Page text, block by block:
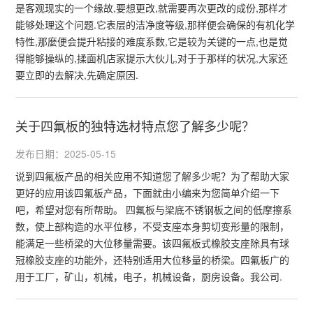
是客观现实的一个缘故,要想更改,就需要再次更改的成份,那样才
能够处理这个问题.它表层的洁净度等级,那样便会确保的有机化学
特性,那麼便会提升粘接的难度系数,它是较为关键的一点,也是觉
得能够操纵的,揉面机店家提示大伙儿,对于于那样的状况,大家还
要立即的去解决,先确定原因.
关于四氟板的独特选材特点您了解多少呢？
发布日期：2025-05-15
说到四氟板产品的相关应用不知道您了解多少呢？为了帮助大家
更好的应用该四氟板产品，下面就由小编来为您简单介绍一下
吧，希望对您有所帮助。 四氟板与梁底不锈钢板之间的低摩擦系
数，使上部构造的水平位移，不受支座本身剪切变形量的限制，
能满足一些桥梁的大位移量需要。该四氟板式橡胶支座除具有球
冠橡胶支座的功能外，还特别适用大位移量的桥梁。四氟板广的
用于工厂，矿山，机械，电子，机械设备，厨房设备。我公司.